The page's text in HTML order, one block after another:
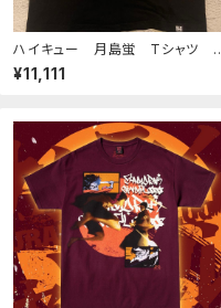
ハイキュー 月島蛍 Tシャツ R
4G
¥11,111